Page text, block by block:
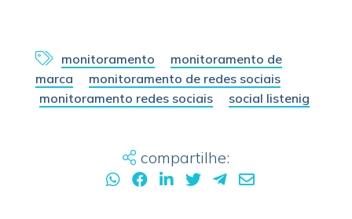
monitoramento
monitoramento de
marca
monitoramento de redes sociais
monitoramento redes sociais
social listenig
compartilhe: